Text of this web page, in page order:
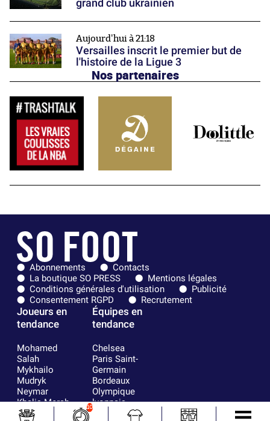
grand club ukrainien
Aujourd'hui à 21:18
Versailles inscrit le premier but de
l'histoire de la Ligue 3
Nos partenaires
Abonnements
Contacts
La boutique SO PRESS
Mentions légales
Conditions générales d'utilisation
Publicité
Consentement RGPD
Recrutement
Joueurs en
tendance
Mohamed
Salah
Mykhailo
Mudryk
Neymar
Khalis Merah
Loïs Openda
Équipes en
tendance
Chelsea
Paris Saint-
Germain
Bordeaux
Olympique
lyonnais
FIFA
10